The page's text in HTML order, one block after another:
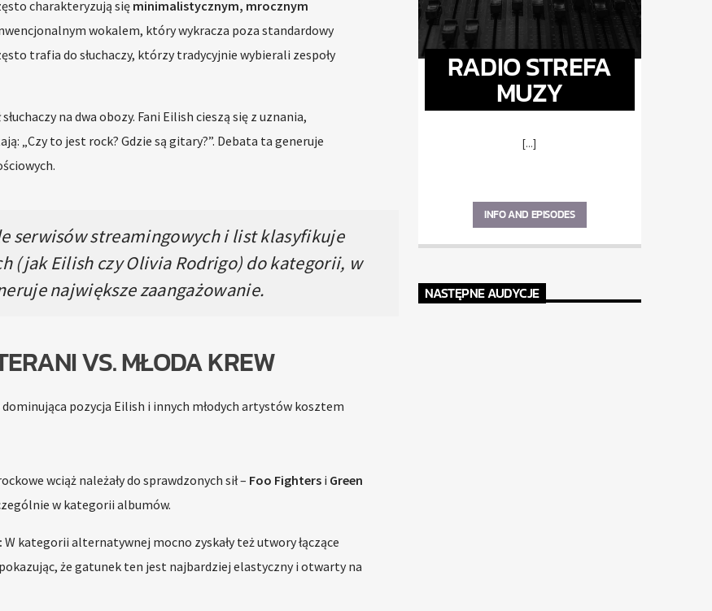
charakteryzują się minimalistycznym, mrocznym
wokalem, który wykracza poza standardowy
trafia do słuchaczy, którzy tradycyjnie wybierali zespoły
na dwa obozy. Fani Eilish cieszą się z uznania,
„Czy to jest rock? Gdzie są gitary?”. Debata ta generuje
serwisów streamingowych i list klasyfikuje
(jak Eilish czy Olivia Rodrigo) do kategorii, w
największe zaangażowanie.
VS. MŁODA KREW
pozycja Eilish i innych młodych artystów kosztem
wciąż należały do sprawdzonych sił – Foo Fightersi Green
w kategorii albumów.
W kategorii alternatywnej mocno zyskały też utwory łączące
że gatunek ten jest najbardziej elastyczny i otwarty na
RADIO STREFA
MUZY
[...]
INFO AND EPISODES
NASTĘPNE AUDYCJE